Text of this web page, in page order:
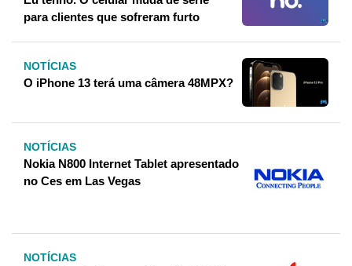
para clientes que sofreram furto
NOTÍCIAS
O iPhone 13 terá uma câmera 48MPX?
NOTÍCIAS
Nokia N800 Internet Tablet apresentado
no Ces em Las Vegas
NOTÍCIAS